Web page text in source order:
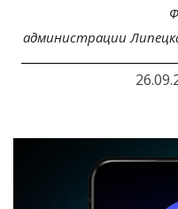
администрации